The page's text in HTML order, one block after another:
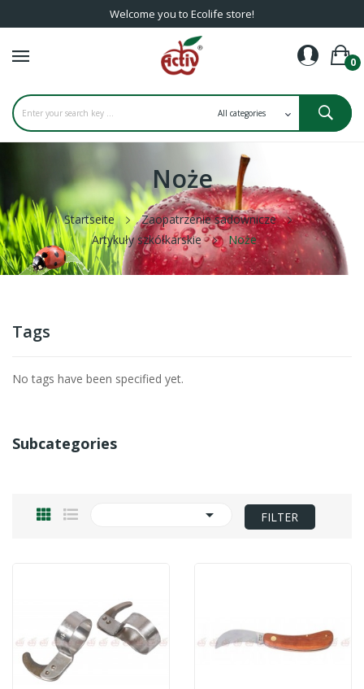
Welcome you to Ecolife store!
0
Noże
Startseite
Zaopatrzenie sadownicze
Artykuły szkółkarskie
Noże
Tags
No tags have been specified yet.
Subcategories
 FILTER